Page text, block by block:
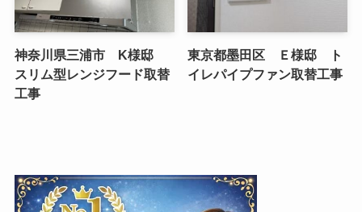
神奈川県三浦市 K様邸
スリム型レンジフード取替
工事
東京都墨田区 Ｅ様邸 ト
イレパイプファン取替工事